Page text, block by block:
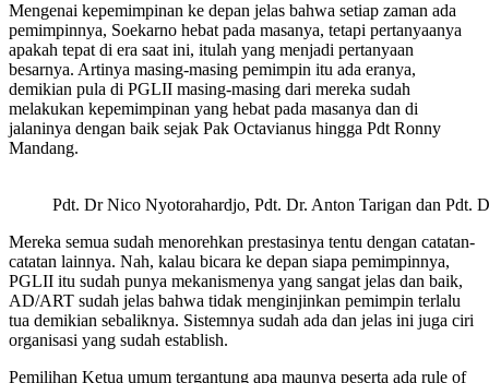
Mengenai kepemimpinan ke depan jelas bahwa setiap zaman ada
pemimpinnya, Soekarno hebat pada masanya, tetapi pertanyaanya
apakah tepat di era saat ini, itulah yang menjadi pertanyaan
besarnya. Artinya masing-masing pemimpin itu ada eranya,
demikian pula di PGLII masing-masing dari mereka sudah
melakukan kepemimpinan yang hebat pada masanya dan di
jalaninya dengan baik sejak Pak Octavianus hingga Pdt Ronny
Mandang.
Pdt. Dr Nico Nyotorahardjo, Pdt. Dr. Anton Tarigan dan Pdt.
Mereka semua sudah menorehkan prestasinya tentu dengan catatan-
catatan lainnya. Nah, kalau bicara ke depan siapa pemimpinnya,
PGLII itu sudah punya mekanismenya yang sangat jelas dan baik,
AD/ART sudah jelas bahwa tidak menginjinkan pemimpin terlalu
tua demikian sebaliknya. Sistemnya sudah ada dan jelas ini juga ciri
organisasi yang sudah establish.
Pemilihan Ketua umum tergantung apa maunya peserta ada rule of